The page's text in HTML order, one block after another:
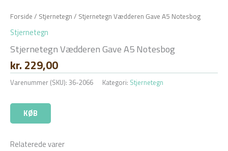
Forside / Stjernetegn / Stjernetegn Vædderen Gave A5 Notesbog
Stjernetegn
Stjernetegn Vædderen Gave A5 Notesbog
kr. 229,00
Varenummer (SKU): 36-2066 Kategori: Stjernetegn
KØB
Relaterede varer